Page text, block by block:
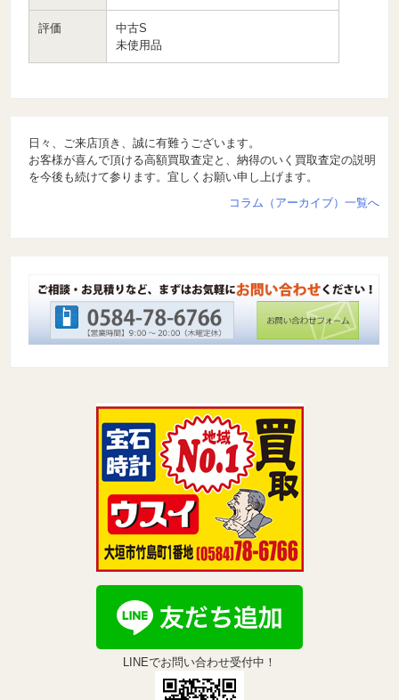
評価
中古S
未使用品
日々、ご来店頂き、誠に有難うございます。
お客様が喜んで頂ける高額買取査定と、納得のいく買取査定の説明
を今後も続けて参ります。宜しくお願い申し上げます。
コラム（アーカイブ）一覧へ
LINEでお問い合わせ受付中！